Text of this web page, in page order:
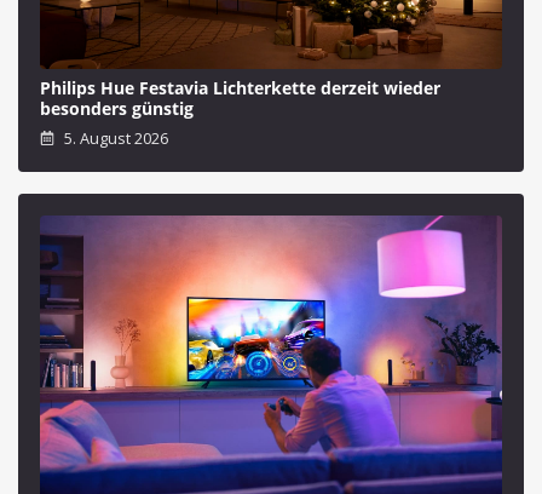
Philips Hue Festavia Lichterkette derzeit wieder
besonders günstig
5. August 2026